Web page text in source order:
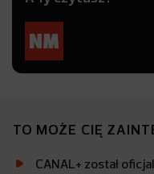
TO MOŻE CIĘ
CANAL+ został